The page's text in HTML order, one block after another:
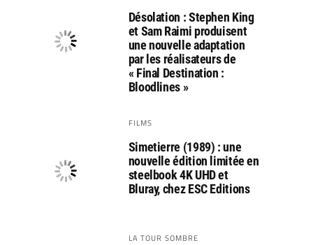
Désolation : Stephen King
et Sam Raimi produisent
une nouvelle adaptation
par les réalisateurs de
« Final Destination :
Bloodlines »
FILMS
Simetierre (1989) : une
nouvelle édition limitée en
steelbook 4K UHD et
Bluray, chez ESC Editions
LA TOUR SOMBRE